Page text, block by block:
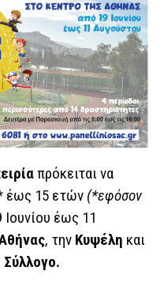
πρόκειται να
έως 15 ετών (*εφόσον
Ιουνίου έως 11
, την Κυψέλη και
Σύλλογο.